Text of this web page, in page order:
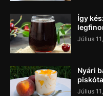
Így
Július
Nyári
Július